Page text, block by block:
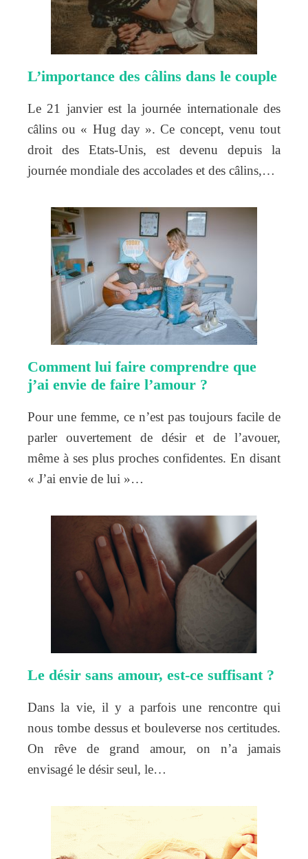
L’importance des câlins dans le couple
Le 21 janvier est la journée internationale des
câlins ou « Hug day ». Ce concept, venu tout
droit des Etats-Unis, est devenu depuis la
journée mondiale des accolades et des câlins,…
Comment lui faire comprendre que
j’ai envie de faire l’amour ?
Pour une femme, ce n’est pas toujours facile de
parler ouvertement de désir et de l’avouer,
même à ses plus proches confidentes. En disant
« J’ai envie de lui »…
Le désir sans amour, est-ce suffisant ?
Dans la vie, il y a parfois une rencontre qui
nous tombe dessus et bouleverse nos certitudes.
On rêve de grand amour, on n’a jamais
envisagé le désir seul, le…